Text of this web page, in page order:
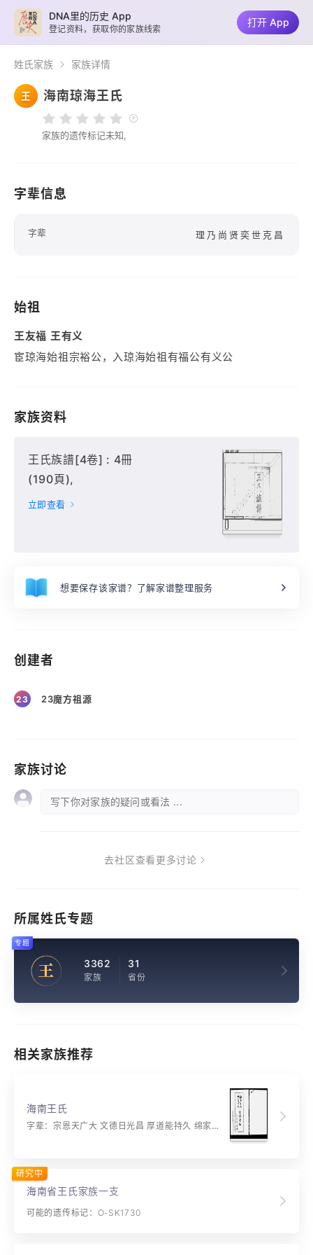
姓氏家族 家族详情
王 海南琼海王氏
家族的遗传标记未知,
字辈信息
字辈 理乃尚贤奕世克昌
始祖
王友福 王有义
宦琼海始祖宗裕公，入琼海始祖有福公有义公
家族资料
王氏族譜[4卷] : 4冊
(190頁),
立即查看
想要保存该家谱？了解家谱整理服务
创建者
23 23魔方祖源
家族讨论
写下你对家族的疑问或看法 ...
去社区查看更多讨论
所属姓氏专题
王 3362
家族
31
省份
专题
相关家族推荐
海南王氏
字辈：宗恩天广大 文德日光昌 厚道能持久 绵家延世长
海南省王氏家族一支
可能的遗传标记：O-SK1730
研究中
DNA里的历史 App
登记资料，获取你的家族线索
打开 App